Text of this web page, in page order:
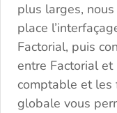
plus larges,
place
Factorial, puis
entre Factorial
comptable et les
globale vous